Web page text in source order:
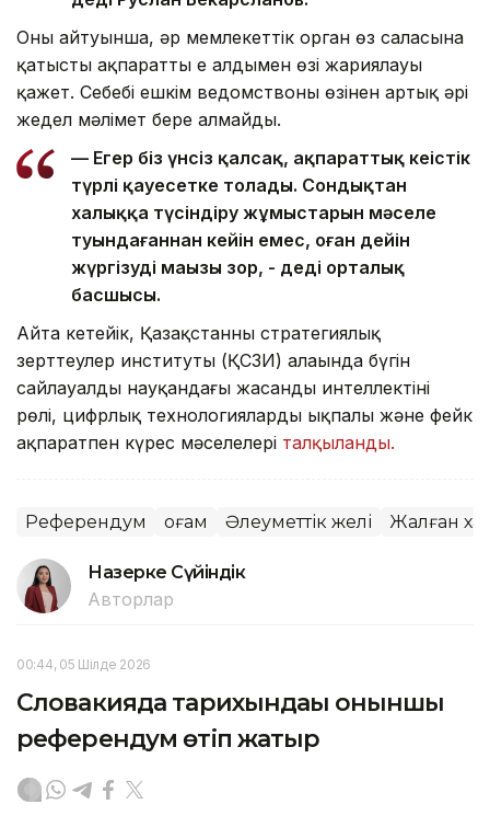
Оның айтуынша, әр мемлекеттік орган өз саласына
қатысты ақпаратты ең алдымен өзі жариялауы
қажет. Себебі ешкім ведомствоның өзінен артық әрі
жедел мәлімет бере алмайды.
— Егер біз үнсіз қалсақ, ақпараттық кеңістік
түрлі қауесетке толады. Сондықтан
халыққа түсіндіру жұмыстарын мәселе
туындағаннан кейін емес, оған дейін
жүргізудің маңызы зор, - деді орталық
басшысы.
Айта кетейік, Қазақстанның стратегиялық
зерттеулер институты (ҚСЗИ) алаңында бүгін
сайлауалды науқандағы жасанды интеллектінің
рөлі, цифрлық технологиялардың ықпалы және фейк
ақпаратпен күрес мәселелері талқыланды.
Референдум Қоғам Әлеуметтік желі Жалған
Назерке Сүйіндік
Авторлар
00:44, 05 Шілде 2026
Словакияда тарихындағы оныншы
референдум өтіп жатыр